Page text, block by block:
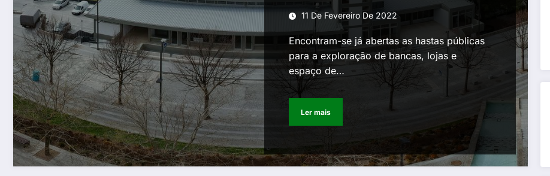
11 De Fevereiro De 2022
Encontram-se já abertas as hastas públicas
para a exploração de bancas, lojas e
espaço de…
Ler mais